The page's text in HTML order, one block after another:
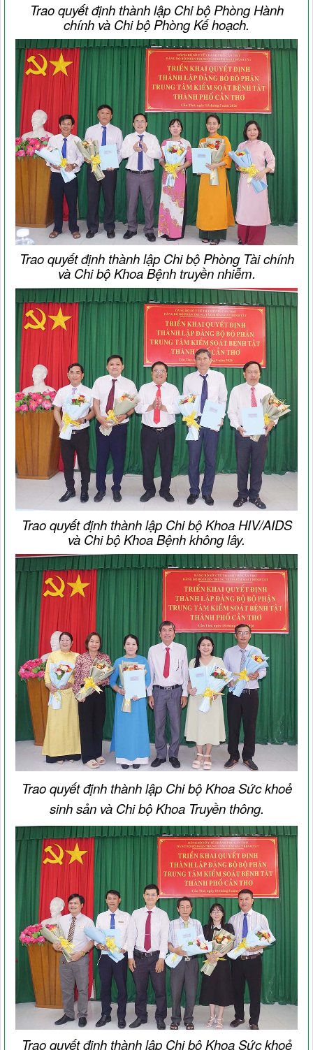
Trao quyết định thành lập Chi bộ Phòng Hành
chính và Chi bộ Phòng Kế hoạch.
Trao quyết định thành lập Chi bộ Phòng Tài chính
và Chi bộ Khoa Bệnh truyền nhiễm.
Trao quyết định thành lập Chi bộ Khoa HIV/AIDS
và Chi bộ Khoa Bệnh không lây.
Trao quyết định thành lập Chi bộ Khoa Sức khoẻ
sinh sản và Chi bộ Khoa Truyền thông.
Trao quyết định thành lập Chi bộ Khoa Sức khoẻ